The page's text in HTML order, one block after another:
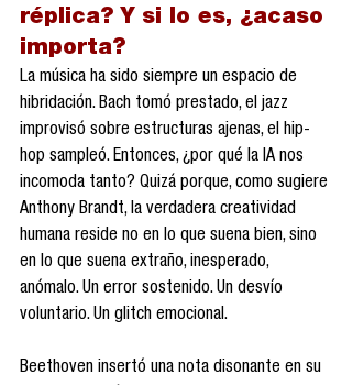
réplica? Y si lo es, ¿acaso
importa?
La música ha sido siempre un espacio de
hibridación. Bach tomó prestado, el jazz
improvisó sobre estructuras ajenas, el hip-
hop sampleó. Entonces, ¿por qué la IA nos
incomoda tanto? Quizá porque, como sugiere
Anthony Brandt, la verdadera creatividad
humana reside no en lo que suena bien, sino
en lo que suena extraño, inesperado,
anómalo. Un error sostenido. Un desvío
voluntario. Un glitch emocional.
Beethoven insertó una nota disonante en su